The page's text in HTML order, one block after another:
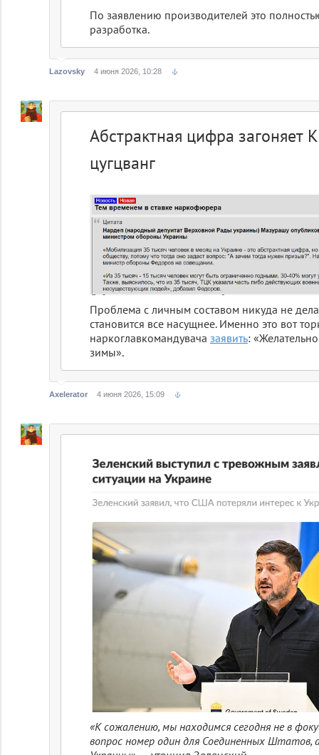
По заявлению производителей это
разработка.
Lazovsky 4 июня 2026, 10:28
Абстрактная цифра загоняет
цугцванг
Проблема с личным составом никуда не
становится все насущнее. Именно это вот
наркоглавкомандувача заявить:
зимы».
Axelerator 4 июня 2026, 15:09
«К сожалению, мы находимся сегодня не в
вопрос номер один для Соединенных Штатов,